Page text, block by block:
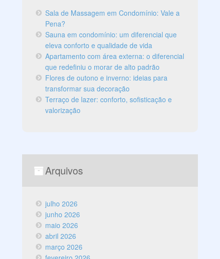
Sala de Massagem em Condomínio: Vale a
Pena?
Sauna em condomínio: um diferencial que
eleva conforto e qualidade de vida
Apartamento com área externa: o diferencial
que redefiniu o morar de alto padrão
Flores de outono e inverno: ideias para
transformar sua decoração
Terraço de lazer: conforto, sofisticação e
valorização
Arquivos
julho 2026
junho 2026
maio 2026
abril 2026
março 2026